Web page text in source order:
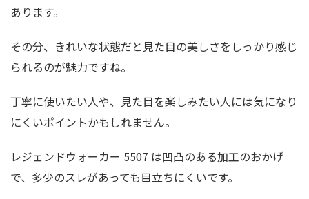
あります。
その分、きれいな状態だと見た目の美しさをしっかり感じ
られるのが魅力ですね。
丁寧に使いたい人や、見た目を楽しみたい人には気になり
にくいポイントかもしれません。
レジェンドウォーカー 5507 は凹凸のある加工のおかげ
で、多少のスレがあっても目立ちにくいです。